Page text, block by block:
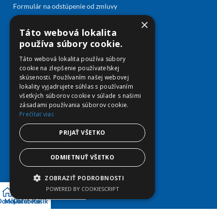
Formulár na odstúpenie od zmluvy
Predaj
Môj účet
Obľúbené
Košík
Doprava a platba
Môj účet
ObľúbenéKošík
×
Táto webová lokalita
používa súbory cookie.
Táto webová lokalita používa súbory
cookie na zlepšenie používateľskej
skúsenosti. Používaním našej webovej
lokality vyjadrujete súhlas s používaním
všetkých súborov cookie v súlade s našimi
zásadami používania súborov cookie.
Prečítať viac
PRIJAŤ VŠETKO
ODMIETNUŤ VŠETKO
ZOBRAZIŤ PODROBNOSTI
POWERED BY COOKIESCRIPT